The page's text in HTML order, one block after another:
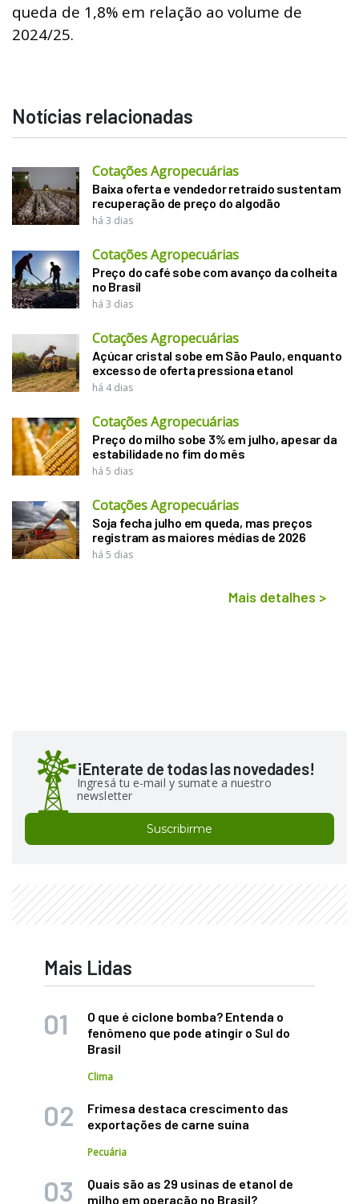
queda de 1,8% em relação ao volume de
2024/25.
Notícias relacionadas
Cotações Agropecuárias
Baixa oferta e vendedor retraído sustentam
recuperação de preço do algodão
há 3 dias
Cotações Agropecuárias
Preço do café sobe com avanço da colheita
no Brasil
há 3 dias
Cotações Agropecuárias
Açúcar cristal sobe em São Paulo, enquanto
excesso de oferta pressiona etanol
há 4 dias
Cotações Agropecuárias
Preço do milho sobe 3% em julho, apesar da
estabilidade no fim do mês
há 5 dias
Cotações Agropecuárias
Soja fecha julho em queda, mas preços
registram as maiores médias de 2026
há 5 dias
Mais detalhes >
¡Enterate de todas las novedades!
Ingresá tu e-mail y sumate a nuestro
newsletter
Suscribirme
Mais Lidas
O que é ciclone bomba? Entenda o
fenômeno que pode atingir o Sul do
Brasil
Clima
Frimesa destaca crescimento das
exportações de carne suína
Pecuária
Quais são as 29 usinas de etanol de
milho em operação no Brasil?